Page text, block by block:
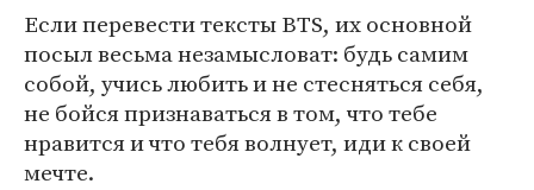
Если перевести тексты BTS, их основной
посыл весьма незамысловат: будь самим
собой, учись любить и не стесняться себя,
не бойся признаваться в том, что тебе
нравится и что тебя волнует, иди к своей
мечте.